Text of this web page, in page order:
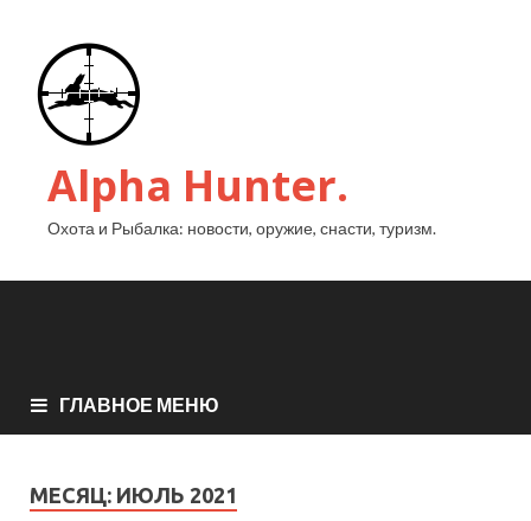
Alpha Hunter.
Охота и Рыбалка: новости, оружие, снасти, туризм.
ГЛАВНОЕ МЕНЮ
МЕСЯЦ: ИЮЛЬ 2021